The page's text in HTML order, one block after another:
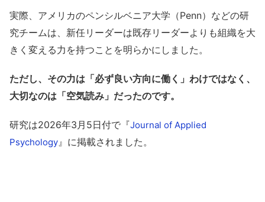
実際、アメリカのペンシルベニア大学（Penn）などの研
究チームは、新任リーダーは既存リーダーよりも組織を大
きく変える力を持つことを明らかにしました。
ただし、その力は「必ず良い方向に働く」わけではなく、
大切なのは「空気読み」だったのです。
研究は2026年3月5日付で『Journal of Applied
Psychology 』に掲載されました。